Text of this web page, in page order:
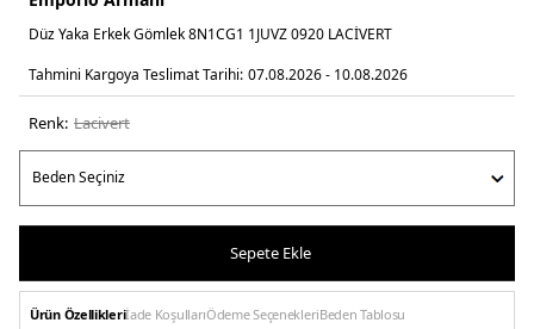
Düz Yaka Erkek Gömlek 8N1CG1 1JUVZ 0920 LACİVERT
Tahmini Kargoya Teslimat Tarihi: 07.08.2026 - 10.08.2026
Renk: laci̇vert
Sepete Ekle
Ürün Özellikleriİade KoşullarıÖdeme SeçenekleriBeden Tablosu